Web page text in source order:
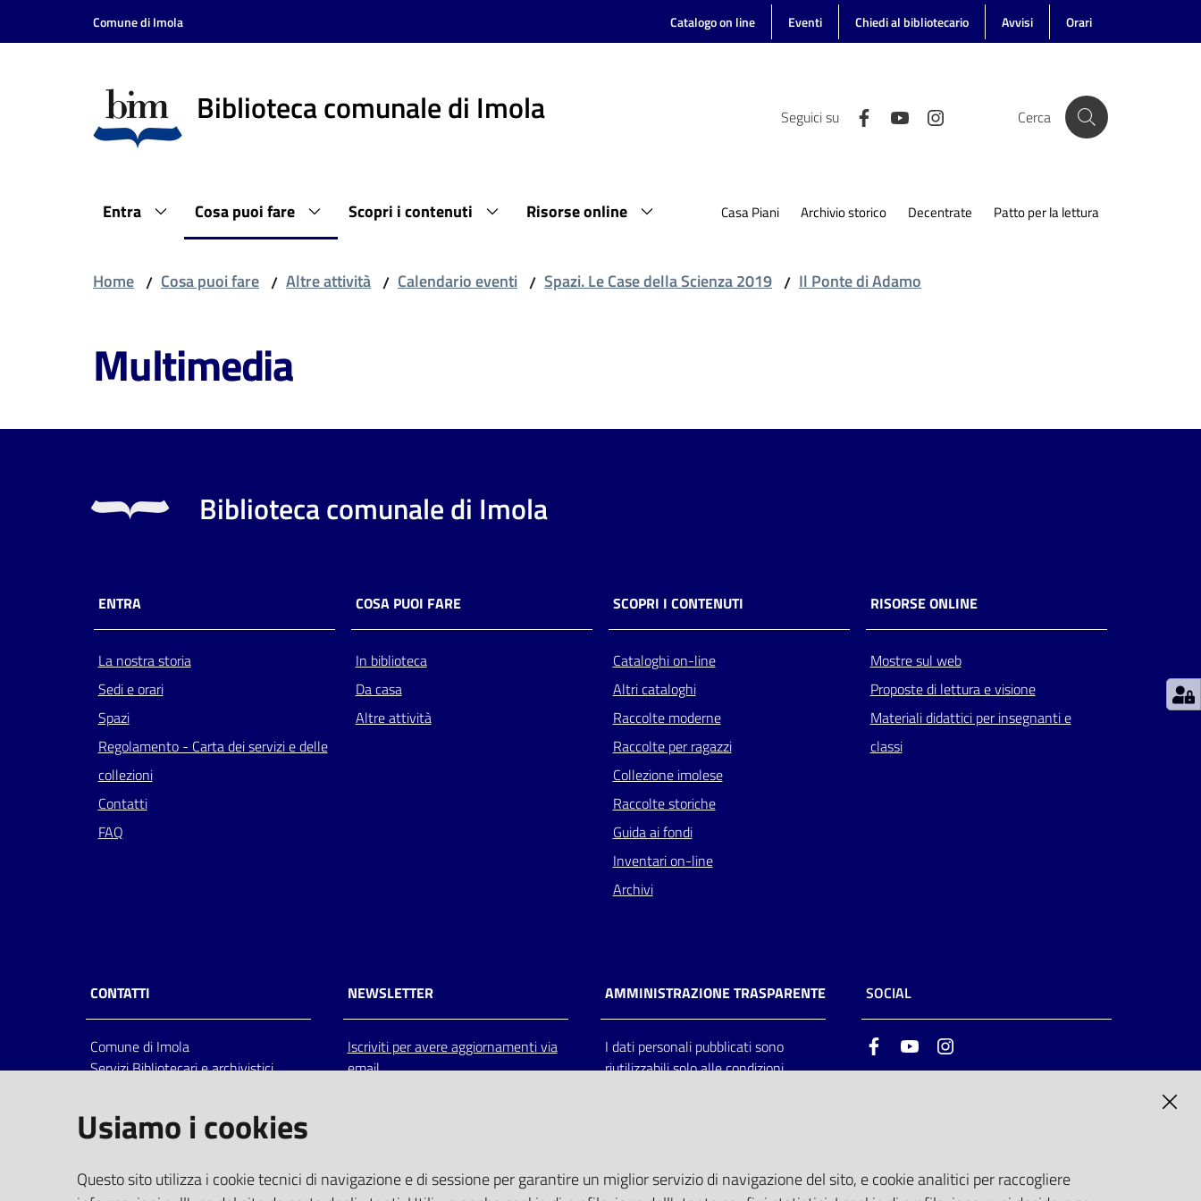
Vai al contenuto
Vai alla navigazione
Comune di Imola Catalogo on line Eventi Chiedi al bibliotecario Avvisi Orari
Biblioteca comunale di Imola Seguici su Cerca
Entra Cosa puoi fare Scopri i contenuti Risorse online Casa Piani Archivio storico Decentrate Patto per la lettura
Home / Cosa puoi fare / Altre attività / Calendario eventi / Spazi. Le Case della Scienza 2019 / Il Ponte di Adamo
Multimedia
Biblioteca comunale di Imola
ENTRA
La nostra storia
Sedi e orari
Spazi
Regolamento - Carta dei servizi e delle
collezioni
Contatti
FAQ
COSA PUOI FARE
In biblioteca
Da casa
Altre attività
SCOPRI I CONTENUTI
Cataloghi on-line
Altri cataloghi
Raccolte moderne
Raccolte per ragazzi
Collezione imolese
Raccolte storiche
Guida ai fondi
Inventari on-line
Archivi
RISORSE ONLINE
Mostre sul web
Proposte di lettura e visione
Materiali didattici per insegnanti e
classi
CONTATTI
Comune di Imola
Servizi Bibliotecari e archivistici
Italia
centralino: tel 0542.6026.36 fax
bim@comune.imola.bo.it
PEC
NEWSLETTER
Iscriviti per avere aggiornamenti via
email
AMMINISTRAZIONE TRASPARENTE
I dati personali pubblicati sono
riutilizzabili solo alle condizioni
SOCIAL
FacebookYoutube
Usiamo i cookies
Questo sito utilizza i cookie tecnici di navigazione e di sessione per garantire un miglior servizio di navigazione del sito, e cookie analitici per raccogliere